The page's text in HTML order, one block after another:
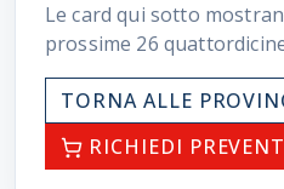
Le card qui sotto
prossime 26
TORNA ALLE
RICHIEDI